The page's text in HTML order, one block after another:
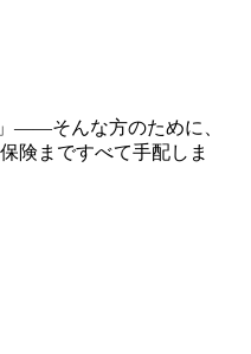
——そんな方のために、
険まですべて手配しま